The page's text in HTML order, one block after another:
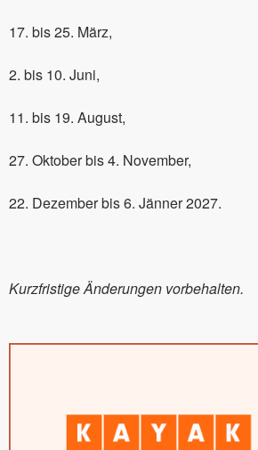
17. bis 25. März,
2. bis 10. Juni,
11. bis 19. August,
27. Oktober bis 4. November,
22. Dezember bis 6. Jänner 2027.
Kurzfristige Änderungen vorbehalten.